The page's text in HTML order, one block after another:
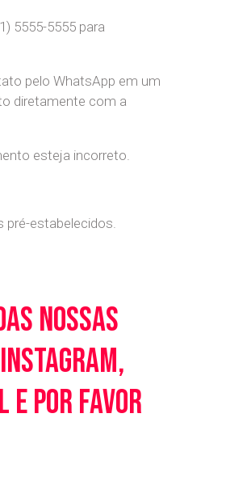
5555-5555 para
pelo WhatsApp em um
diretamente com a
esteja incorreto.
estabelecidos.
nossas
e por favor